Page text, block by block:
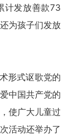
计发放善款73
为孩子们发放
形式讴歌党的
中国共产党的
使广大儿童过
活动还举办了